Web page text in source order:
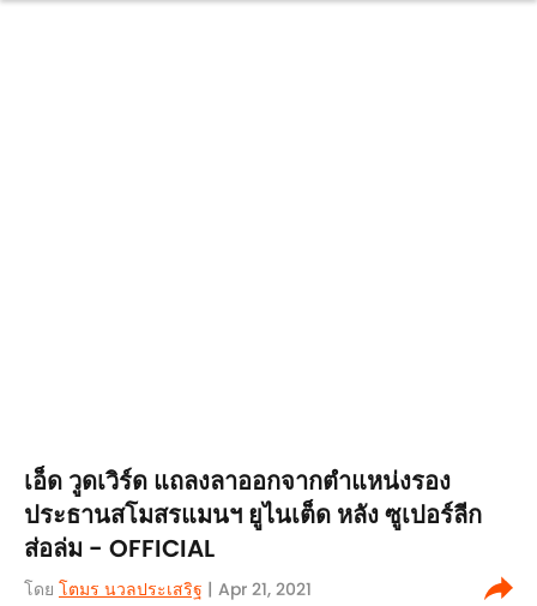
เอ็ด วูดเวิร์ด แถลงลาออกจากตำแหน่งรอง
ประธานสโมสรแมนฯ ยูไนเต็ด หลัง ซูเปอร์ลีก
ส่อล่ม - OFFICIAL
โดย โตมร นวลประเสริฐ | Apr 21, 2021